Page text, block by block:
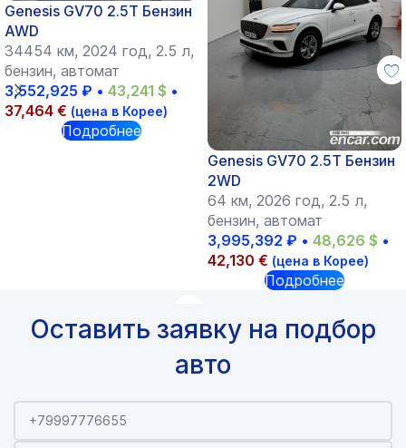
Genesis GV70 2.5T Бензин
AWD
34454 км, 2024 год, 2.5 л,
бензин, автомат
3,552,925 ₽ • 43,241 $ •
37,464 € (цена в Корее)
Подробнее
Genesis GV70 2.5T Бензин
2WD
64 км, 2026 год, 2.5 л,
бензин, автомат
3,995,392 ₽ • 48,626 $ •
42,130 € (цена в Корее)
Подробнее
Оставить заявку на подбор
авто